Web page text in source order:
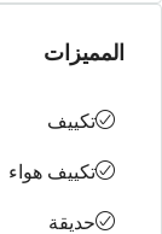
المميزات
تكييف
تكييف هواء
حديقة